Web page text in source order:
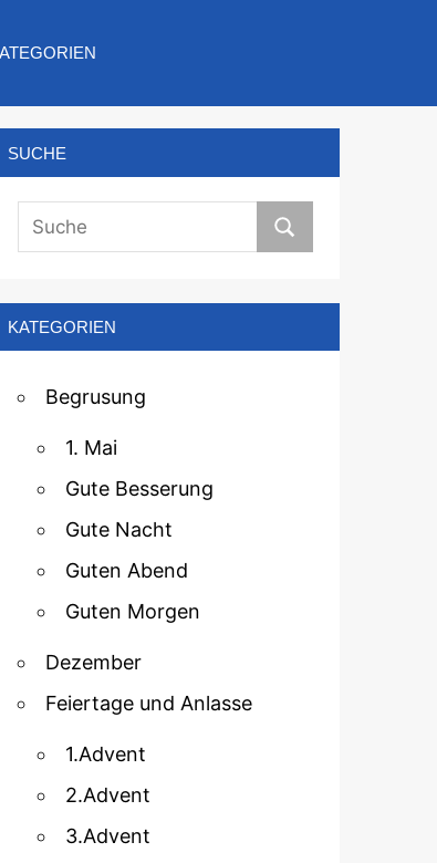
SUCHE
KATEGORIEN
Begrusung
1. Mai
Gute Besserung
Gute Nacht
Guten Abend
Guten Morgen
Dezember
Feiertage und Anlasse
1.Advent
2.Advent
3.Advent